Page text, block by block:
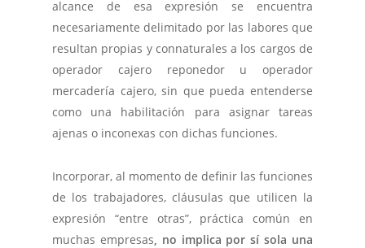
alcance de esa expresión se encuentra
necesariamente delimitado por las labores que
resultan propias y connaturales a los cargos de
operador cajero reponedor u operador
mercadería cajero, sin que pueda entenderse
como una habilitación para asignar tareas
ajenas o inconexas con dichas funciones.
Incorporar, al momento de definir las funciones
de los trabajadores, cláusulas que utilicen la
expresión “entre otras”, práctica común en
muchas empresas, no implica por sí sola una